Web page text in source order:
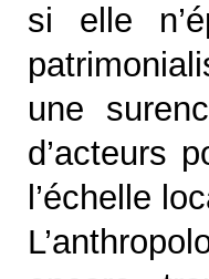
si elle
une
d’acteurs
l’échelle